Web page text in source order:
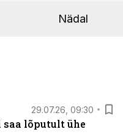
Nädal
29.07.26, 09:30
lõputult ühe